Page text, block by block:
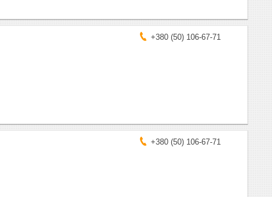
+380 (50) 106-67-71
+380 (50) 106-67-71